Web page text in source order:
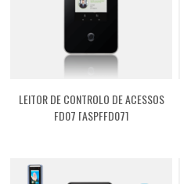
LEITOR DE CONTROLO DE ACESSOS
FD07 [ASPFFD07]